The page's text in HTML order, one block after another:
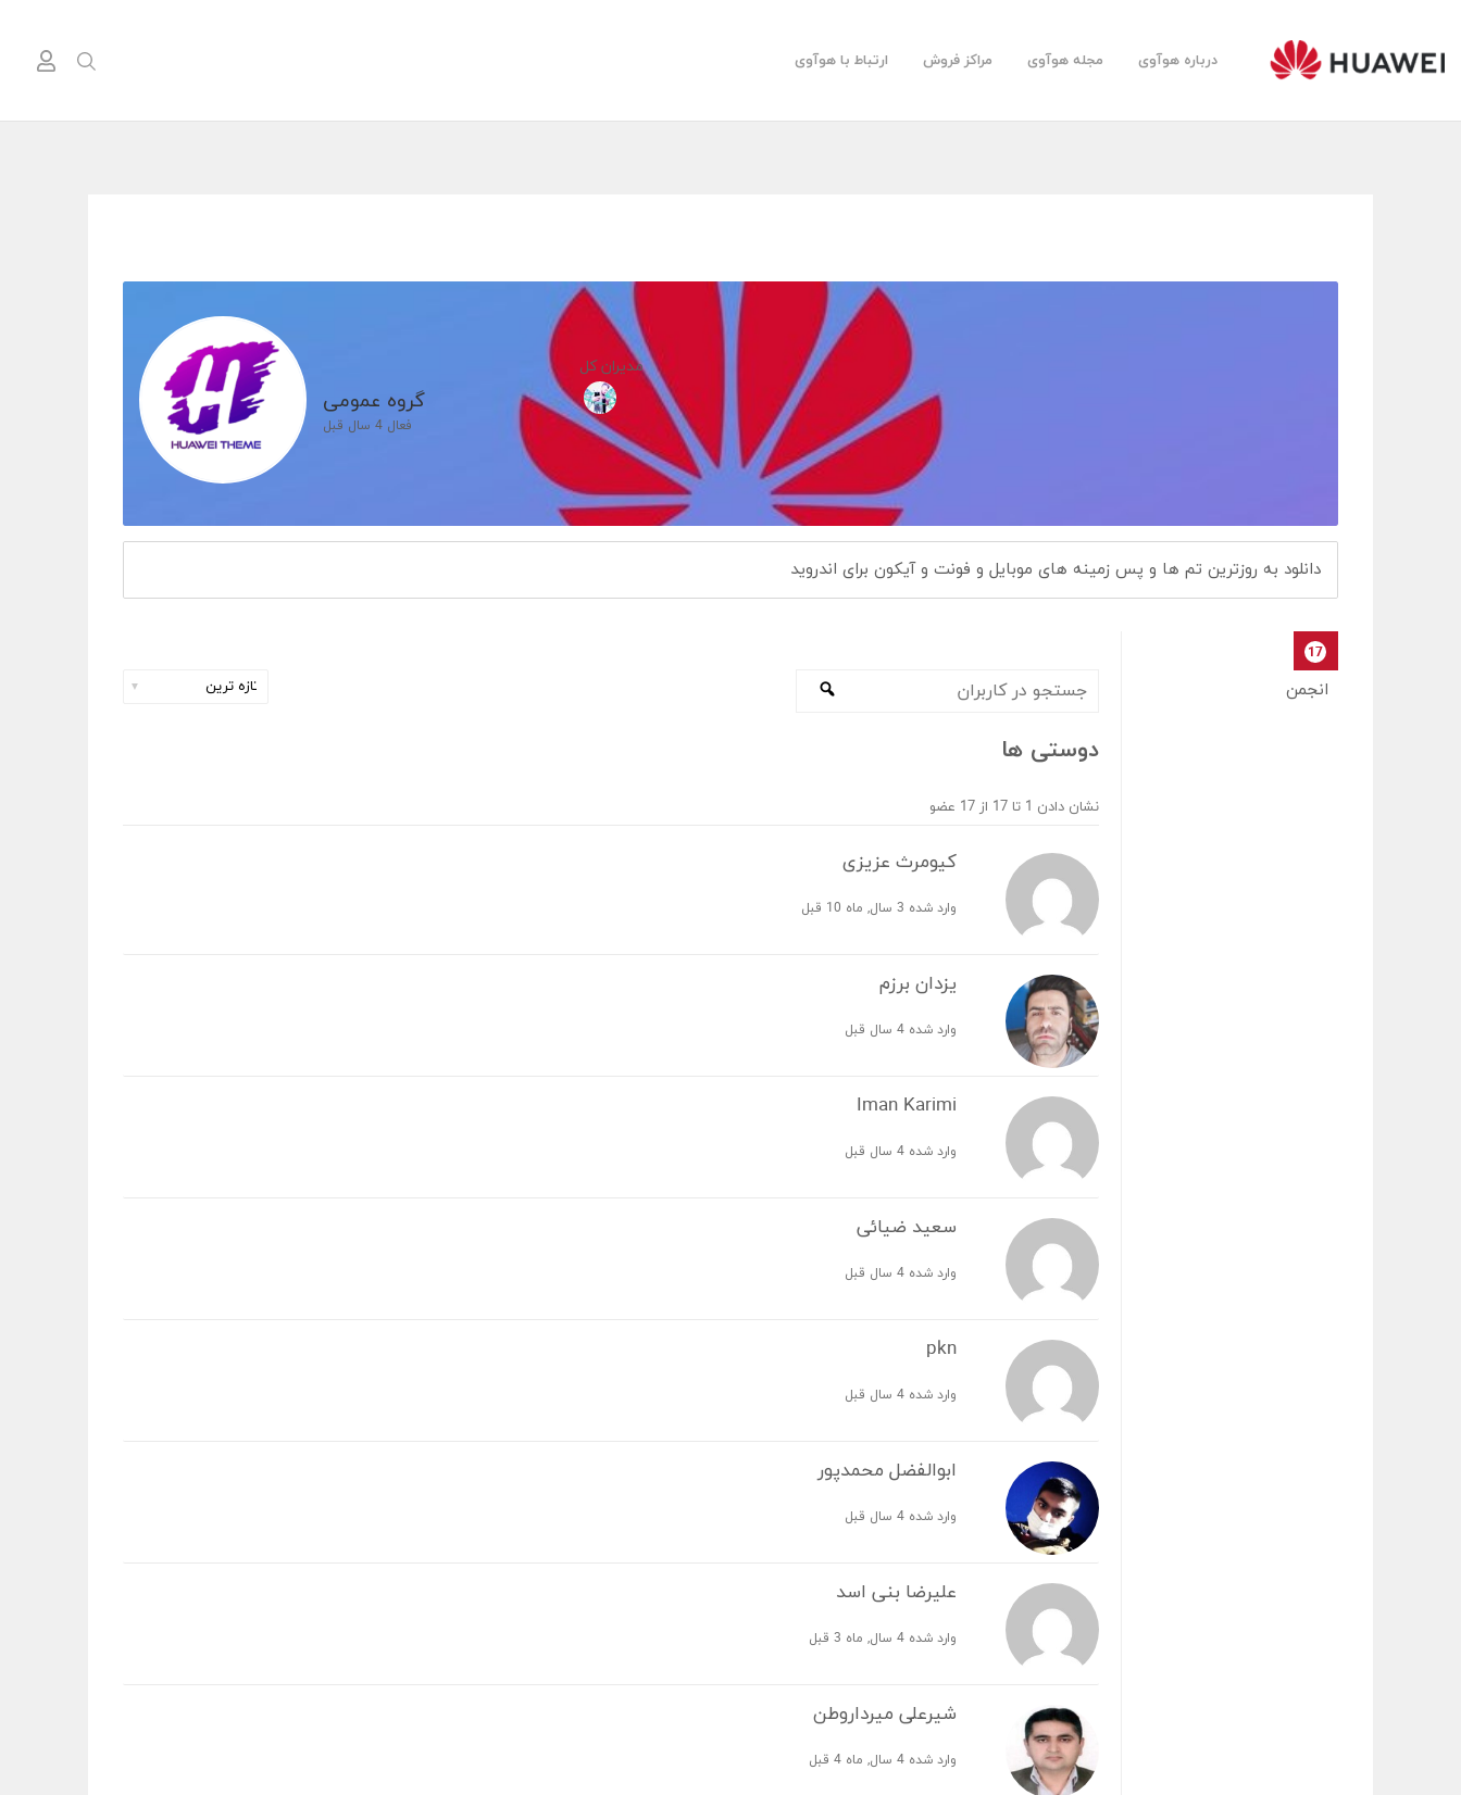
درباره هوآوی مجله هوآوی مراکز فروش ارتباط با هوآوی
گروه عمومی
فعال4 سال قبل
رهبری
گروه
مدیران کل
دانلود به روزترین تم ها و پس زمینه های موبایل و فونت و آیکون برای اندروید
انجمن
17
جستجو
دوستی ها
نشان دادن 1 تا 17 از 17 عضو
کیومرث عزیزی
وارد شده 3 سال, ماه 10 قبل
یزدان برزم
وارد شده 4 سال قبل
Iman Karimi
وارد شده 4 سال قبل
سعید ضیائی
وارد شده 4 سال قبل
pkn
وارد شده 4 سال قبل
ابوالفضل محمدپور
وارد شده 4 سال قبل
علیرضا بنی اسد
وارد شده 4 سال, ماه 3 قبل
شیرعلی میرداروطن
وارد شده 4 سال, ماه 4 قبل